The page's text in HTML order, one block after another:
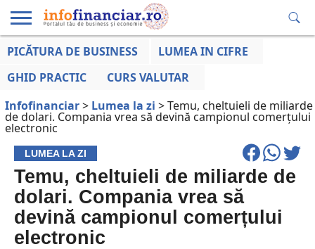
EDUCAȚIE
LA ZI
AFACERILOR
PICĂTURA DE BUSINESS
LUMEA IN CIFRE
GHID PRACTIC
CURS VALUTAR
Infofinanciar> Lumea la zi >Temu, cheltuieli de miliarde
de dolari. Compania vrea să devină campionul comerțului
electronic
LUMEA LA ZI
Temu, cheltuieli de miliarde de
dolari. Compania vrea să
devină campionul comerțului
electronic